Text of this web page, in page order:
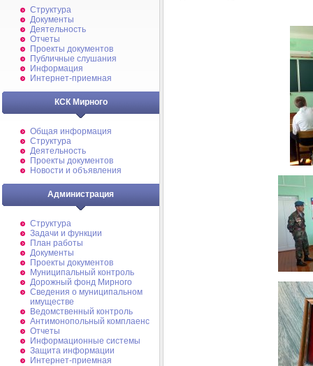
Структура
Документы
Деятельность
Отчеты
Проекты документов
Публичные слушания
Информация
Интернет-приемная
КСК Мирного
Общая информация
Структура
Деятельность
Проекты документов
Новости и объявления
Администрация
Структура
Задачи и функции
План работы
Документы
Проекты документов
Муниципальный контроль
Дорожный фонд Мирного
Cведения о муниципальном
имуществе
Ведомственный контроль
Антимонопольный комплаенс
Отчеты
Информационные системы
Защита информации
Интернет-приемная